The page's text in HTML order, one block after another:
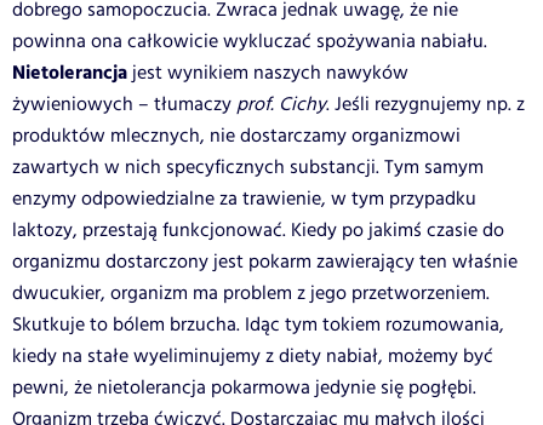
dobrego samopoczucia. Zwraca jednak uwagę, że nie
powinna ona całkowicie wykluczać spożywania nabiału.
Nietolerancjajest wynikiem naszych nawyków
żywieniowych – tłumaczyprof. Cichy. Jeśli rezygnujemy np. z
produktów mlecznych, nie dostarczamy organizmowi
zawartych w nich specyficznych substancji. Tym samym
enzymy odpowiedzialne za trawienie, w tym przypadku
laktozy, przestają funkcjonować. Kiedy po jakimś czasie do
organizmu dostarczony jest pokarm zawierający ten właśnie
dwucukier, organizm ma problem z jego przetworzeniem.
Skutkuje to bólem brzucha. Idąc tym tokiem rozumowania,
kiedy na stałe wyeliminujemy z diety nabiał, możemy być
pewni, że nietolerancja pokarmowa jedynie się pogłębi.